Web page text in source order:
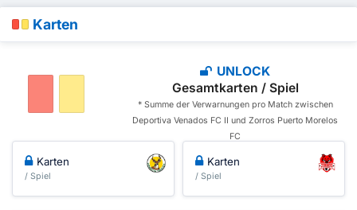
Karten
UNLOCK
Gesamtkarten / Spiel
* Summe der Verwarnungen pro Match zwischen
Deportiva Venados FC II und Zorros Puerto Morelos
FC
Karten
/ Spiel
Karten
/ Spiel